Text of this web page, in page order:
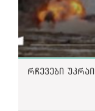
რჩევები